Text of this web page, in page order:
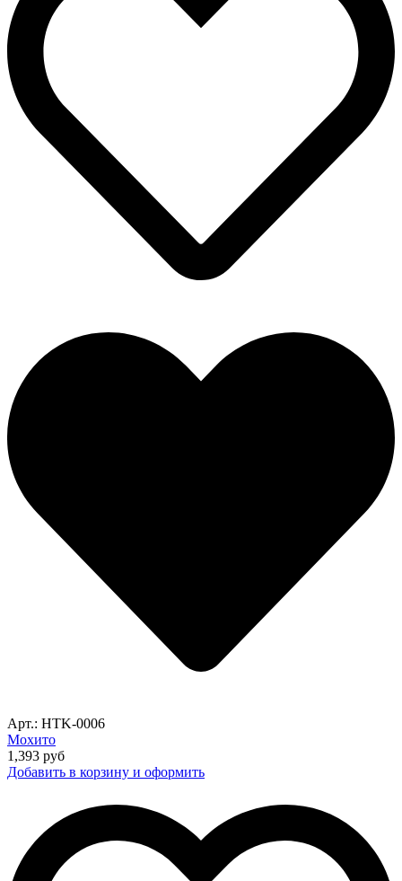
Арт.: HTK-0006
Мохито
1,393 руб
Добавить в корзину и оформить